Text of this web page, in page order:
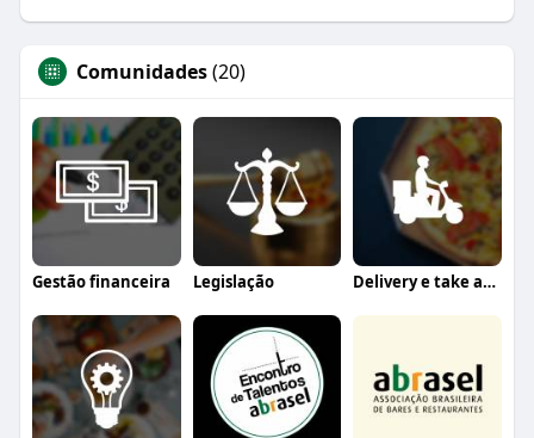
Comunidades(20)
Gestão financeira Legislação Delivery e take away